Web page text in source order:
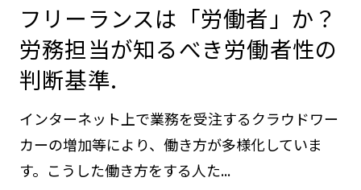
フリーランスは「労働者」か？
労務担当が知るべき労働者性の
判断基準.
インターネット上で業務を受注するクラウドワー
カーの増加等により、働き方が多様化していま
す。こうした働き方をする人た...